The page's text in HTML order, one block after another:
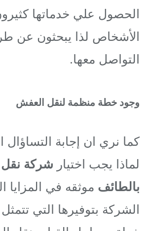
الحصول علي خدماتها
الأشخاص لذا يبحثون عن
التواصل معها.
وجود خطة منظمة لنقل العفش
كما نري ان إجابة
لماذا يجب اختيار شركة نقل
بالطائف موثقه في المزايا
الشركة بتوفيرها التي